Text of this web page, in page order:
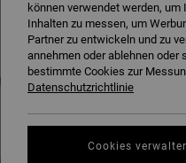
GEFALLEN
können verwendet werden,
Inhalten zu messen, um
Partner zu entwickeln und zu
annehmen oder ablehnen
bestimmte Cookies zur
Datenschutzrichtlinie
Cookies